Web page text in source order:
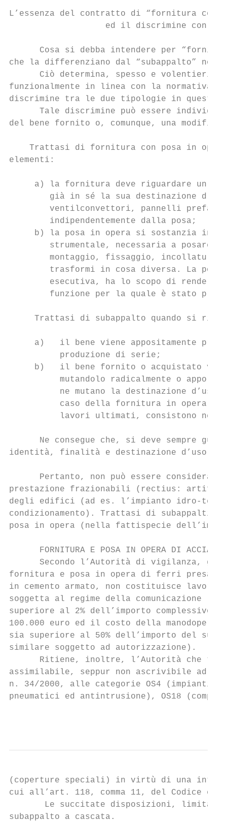
L’essenza del contratto di “fornitura con
ed il discrimine con il
Cosa si debba intendere per
che la differenziano dal “subappalto”
Ciò determina, spesso e volentieri,
funzionalmente in linea con la normativa
discrimine tra le due tipologie in
Tale discrimine può essere
del bene fornito o, comunque, una
Trattasi di fornitura con posa in
elementi:
a) la fornitura deve riguardare un
già in sé la sua destinazione
ventilconvettori, pannelli
        indipendentemente dalla posa;
b) la posa in opera si sostanzia in
strumentale, necessaria a posare
montaggio, fissaggio,
trasformi in cosa diversa. La
esecutiva, ha lo scopo di rendere
funzione per la quale è stato
Trattasi di subappalto quando si
a)   il bene viene appositamente
          produzione di serie;
b)   il bene fornito o acquistato
mutandolo radicalmente o
ne mutano la destinazione d’uso
caso della fornitura in opera
lavori ultimati, consistono
Ne consegue che, si deve sempre
identità, finalità e destinazione d’uso).
Pertanto, non può essere
prestazione frazionabili (rectius:
degli edifici (ad es. l’impianto idro-
condizionamento). Trattasi di subappalti,
posa in opera (nella fattispecie
FORNITURA E POSA IN OPERA DI ACCIAIO
Secondo l’Autorità di vigilanza,
fornitura e posa in opera di ferri
in cemento armato, non costituisce lavoro
soggetta al regime della comunicazione (a
superiore al 2% dell’importo complessivo
100.000 euro ed il costo della
sia superiore al 50% dell’importo del
similare soggetto ad autorizzazione).
Ritiene, inoltre, l’Autorità che
assimilabile, seppur non ascrivibile ad
n. 34/2000, alle categorie OS4 (impianti
pneumatici ed antintrusione), OS18
(coperture speciali) in virtù di una
cui all’art. 118, comma 11, del Codice e
Le succitate disposizioni,
subappalto a cascata.